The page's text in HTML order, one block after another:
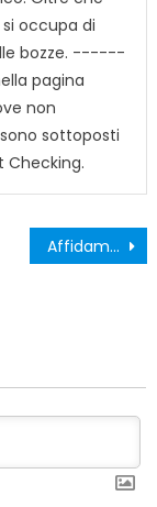
occupa di
bozze. ------
pagina
non
sottoposti
Checking.
Affidamenti illeciti a Reggio Emilia: 16 arresti